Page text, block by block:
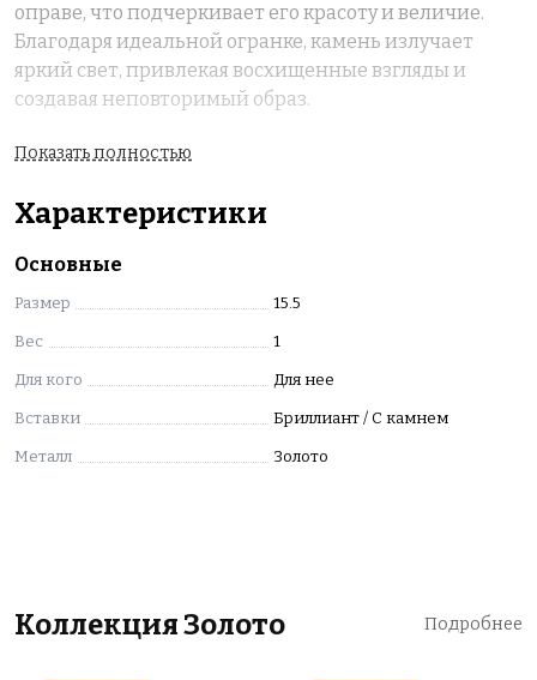
оправе, что подчеркивает его красоту и величие.
Благодаря идеальной огранке, камень излучает
яркий свет, привлекая восхищенные взгляды и
создавая неповторимый образ.
Дизайн кольца сочетает в себе классические и
универсальным аксессуаром для любого случая —
событие. Это кольцо станет не только стильным
дополнением вашего образа, но и символом любви и
Показать полностью
Характеристики
Основные
Размер 15.5
Вес 1
Для кого Для нее
Вставки Бриллиант / С камнем
Металл Золото
Коллекция Золото Подробнее